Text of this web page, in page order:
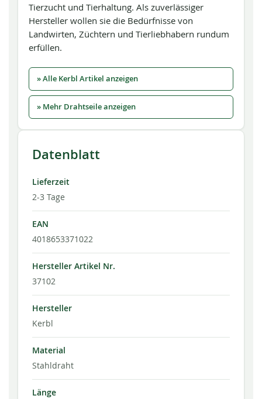
Tierzucht und Tierhaltung. Als zuverlässiger
Hersteller wollen sie die Bedürfnisse von
Landwirten, Züchtern und Tierliebhabern rundum
erfüllen.
» Alle Kerbl Artikel anzeigen
» Mehr Drahtseile anzeigen
Datenblatt
Lieferzeit
2-3 Tage
EAN
4018653371022
Hersteller Artikel Nr.
37102
Hersteller
Kerbl
Material
Stahldraht
Länge